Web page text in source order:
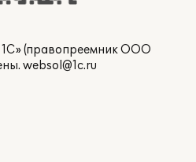
(правопреемник ООО
websol@1c.ru